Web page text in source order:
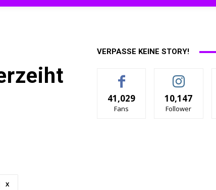
X
VERPASSE KEINE STORY!
41,029
Fans
10,147
Follower